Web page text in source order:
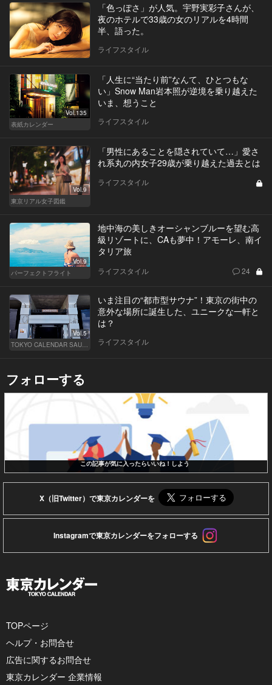
「色っぽさ」が人気。宇野実彩子さんが、
夜のホテルで33歳の女のリアルを4時間
半、語った。
ライフスタイル
Vol.135
表紙カレンダー
「人生に“当たり前”なんて、ひとつもな
い」Snow Man岩本照が逆境を乗り越えた
いま、想うこと
ライフスタイル
Vol.9
東京リアル女子図鑑
「男性にあることを隠されていて…」愛さ
れ系丸の内女子29歳が乗り越えた過去とは
ライフスタイル
Vol.9
パーフェクトフライト
地中海の美しきオーシャンブルーを望む高
級リゾートに、CAも夢中！アモーレ、南イ
タリア旅
ライフスタイル 24
Vol.5
いま注目の“都市型サウナ”！東京の街中の
意外な場所に誕生した、ユニークな一軒と
は？
ライフスタイル
フォローする
この記事が気に入ったらいいね！しよう
X（旧Twitter）で東京カレンダーを
Instagramで東京カレンダーをフォローする
TOPページ
ヘルプ・お問合せ
広告に関するお問合せ
東京カレンダー 企業情報